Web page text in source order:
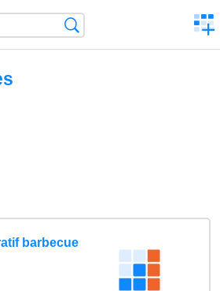
a
barbecue